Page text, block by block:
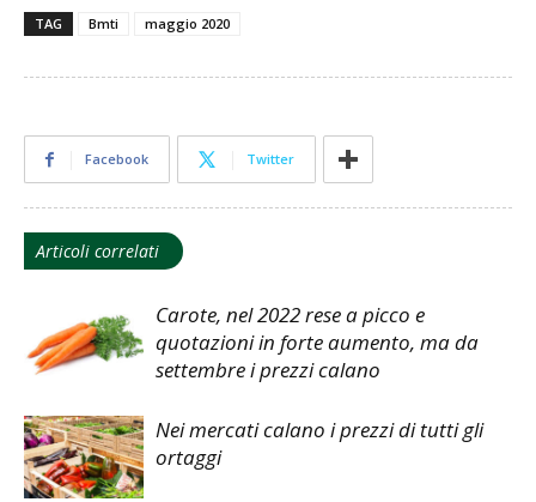
TAG Bmti maggio 2020
Facebook Twitter
Articoli correlati
Carote, nel 2022 rese a picco e
quotazioni in forte aumento, ma da
settembre i prezzi calano
Nei mercati calano i prezzi di tutti gli
ortaggi